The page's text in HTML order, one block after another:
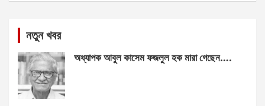
নতুন খবর
অধ্যাপক আবুল কাসেম ফজলুল হক মারা গেছেন….